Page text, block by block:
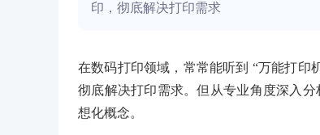
印，彻底解决打印需求
在数码打印领域，常常能听到 “万能打印
彻底解决打印需求。但从专业角度深入
想化概念。